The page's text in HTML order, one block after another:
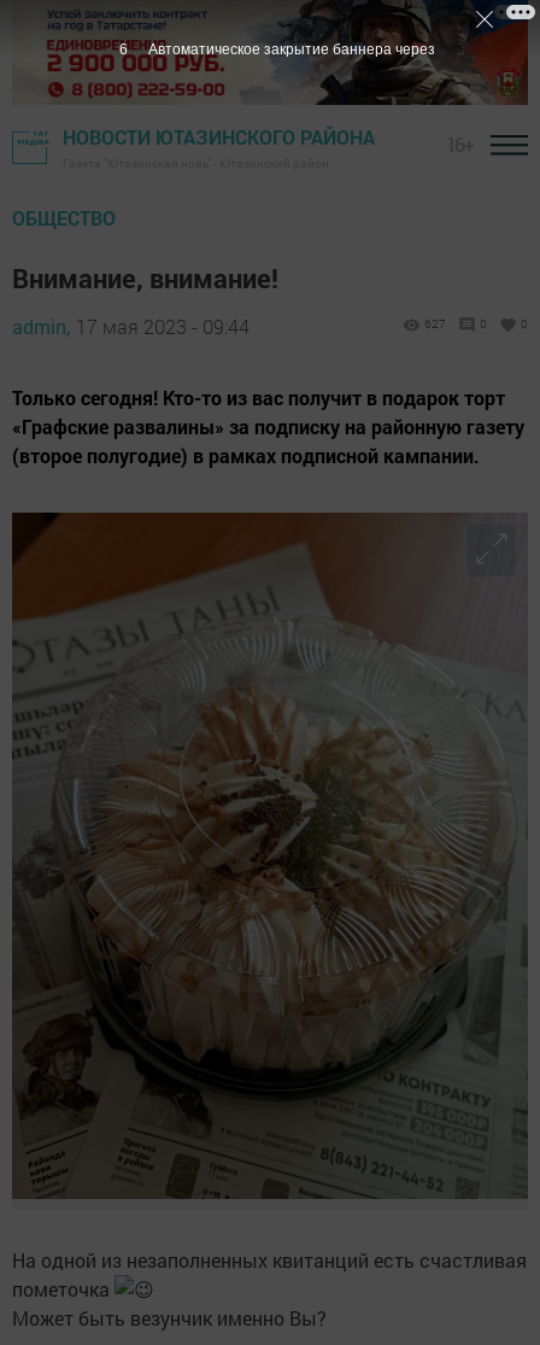
НОВОСТИ ЮТАЗИНСКОГО РАЙОНА
ОБЩЕСТВО
Внимание, внимание!
admin, 17 мая 2023 - 09:44 627 0 0
Только сегодня! Кто-то из вас получит в подарок торт
«Графские развалины» за подписку на районную газету
(второе полугодие) в рамках подписной кампании.
На одной из незаполненных квитанций есть счастливая
пометочка
Может быть везунчик именно Вы?
5 Автоматическое закрытие баннера через